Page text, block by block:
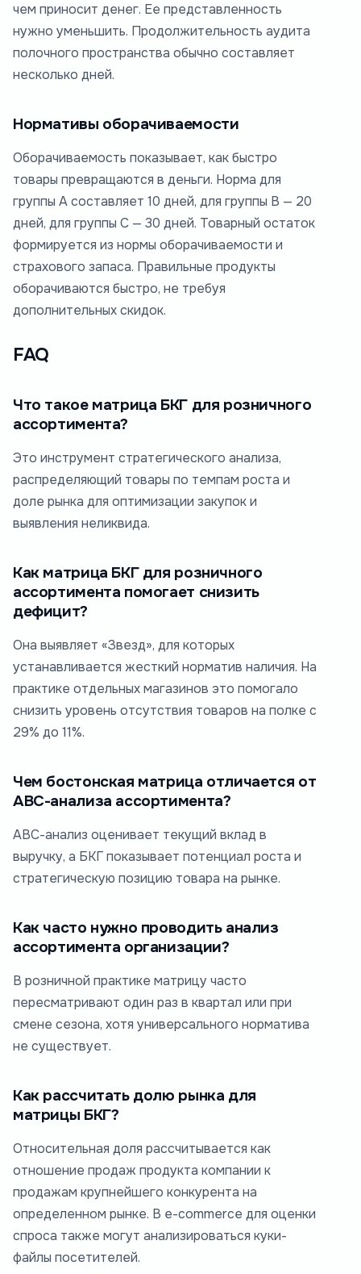
чем приносит денег. Ее представленность
нужно уменьшить. Продолжительность аудита
полочного пространства обычно составляет
несколько дней.
Нормативы оборачиваемости
Оборачиваемость показывает, как быстро
товары превращаются в деньги. Норма для
группы А составляет 10 дней, для группы В — 20
дней, для группы С — 30 дней. Товарный остаток
формируется из нормы оборачиваемости и
страхового запаса. Правильные продукты
оборачиваются быстро, не требуя
дополнительных скидок.
FAQ
Что такое матрица БКГ для розничного
ассортимента?
Это инструмент стратегического анализа,
распределяющий товары по темпам роста и
доле рынка для оптимизации закупок и
выявления неликвида.
Как матрица БКГ для розничного
ассортимента помогает снизить
дефицит?
Она выявляет «Звезд», для которых
устанавливается жесткий норматив наличия. На
практике отдельных магазинов это помогало
снизить уровень отсутствия товаров на полке с
29% до 11%.
Чем бостонская матрица отличается от
ABC-анализа ассортимента?
АВС-анализ оценивает текущий вклад в
выручку, а БКГ показывает потенциал роста и
стратегическую позицию товара на рынке.
Как часто нужно проводить анализ
ассортимента организации?
В розничной практике матрицу часто
пересматривают один раз в квартал или при
смене сезона, хотя универсального норматива
не существует.
Как рассчитать долю рынка для
матрицы БКГ?
Относительная доля рассчитывается как
отношение продаж продукта компании к
продажам крупнейшего конкурента на
определенном рынке. В e-commerce для оценки
спроса также могут анализироваться куки-
файлы посетителей.